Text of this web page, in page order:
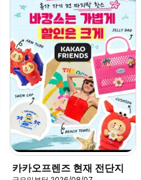
카카오프렌즈 현재 전단지